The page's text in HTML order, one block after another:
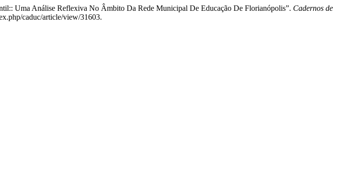
Uma Análise Reflexiva No Âmbito Da Rede Municipal De Educação De Florianópolis”. Cadernos de
caduc/article/view/31603.